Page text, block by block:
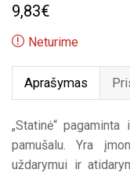
9,83€
Neturime
Aprašymas
„Statinė“
pamušalu. Yra
uždarymui ir